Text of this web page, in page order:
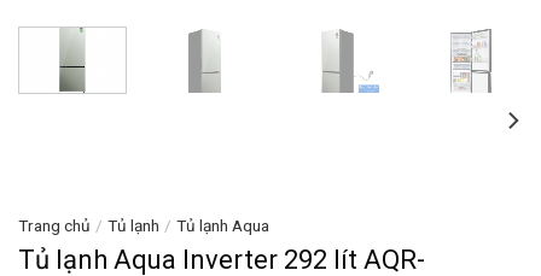
Trang chủ / Tủ lạnh / Tủ lạnh Aqua
Tủ lạnh Aqua Inverter 292 lít AQR-